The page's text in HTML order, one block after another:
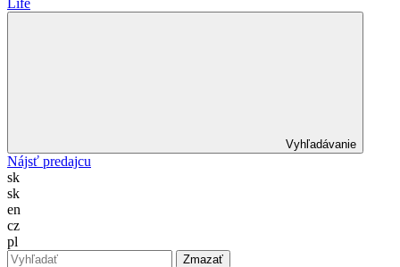
Life
Vyhľadávanie
Nájsť predajcu
sk
sk
en
cz
pl
Zmazať